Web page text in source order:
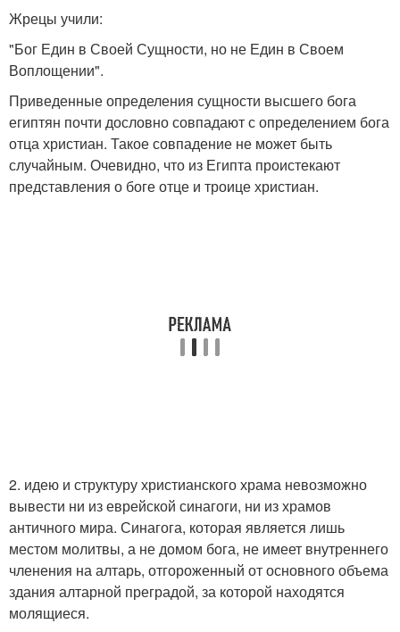
Жрецы учили:
"Бог Един в Своей Сущности, но не Един в Своем
Воплощении".
Приведенные определения сущности высшего бога
египтян почти дословно совпадают с определением бога
отца христиан. Такое совпадение не может быть
случайным. Очевидно, что из Египта проистекают
представления о боге отце и троице христиан.
2. идею и структуру христианского храма невозможно
вывести ни из еврейской синагоги, ни из храмов
античного мира. Синагога, которая является лишь
местом молитвы, а не домом бога, не имеет внутреннего
членения на алтарь, отгороженный от основного объема
здания алтарной преградой, за которой находятся
молящиеся.